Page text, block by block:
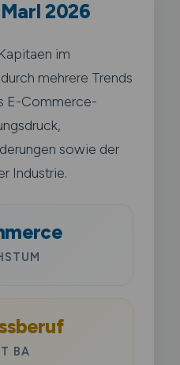
2026
im
mehrere Trends
E-Commerce-
sowie der
Industrie.
BA